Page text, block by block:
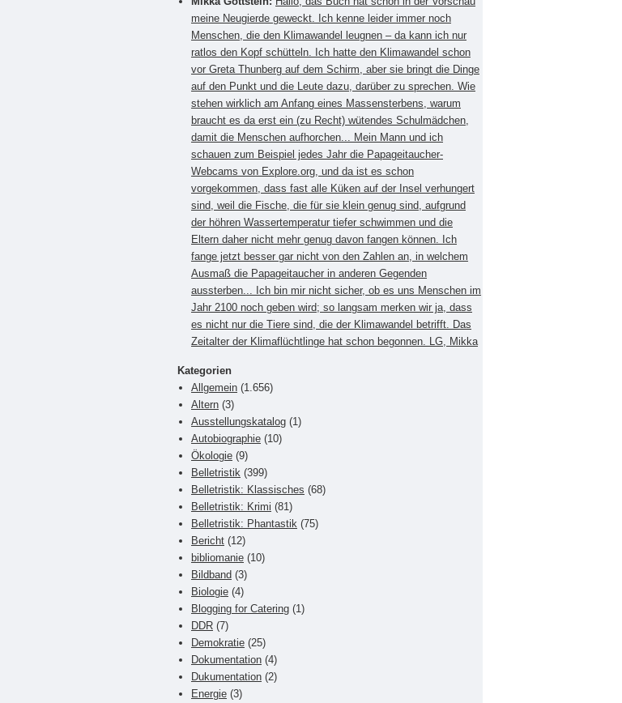
meine Neugierde geweckt. Ich kenne leider immer noch
Menschen, die den Klimawandel leugnen – da kann ich nur
ratlos den Kopf schütteln. Ich hatte den Klimawandel schon
vor Greta Thunberg auf dem Schirm, aber sie bringt die Dinge
auf den Punkt und die Leute dazu, darüber zu sprechen. Wie
stehen wirklich am Anfang eines Massensterbens, warum
braucht es da erst ein (zu Recht) wütendes Schulmädchen,
damit die Menschen aufhorchen... Mein Mann und ich
schauen zum Beispiel jedes Jahr die Papageitaucher-
Webcams von Explore.org, und da ist es schon
vorgekommen, dass fast alle Küken auf der Insel verhungert
sind, weil die Fische, die für sie klein genug sind, aufgrund
der höhren Wassertemperatur tiefer schwimmen und die
Eltern daher nicht mehr genug davon fangen können. Ich
fange jetzt besser gar nicht von den Zahlen an, in welchem
Ausmaß die Papageitaucher in anderen Gegenden
aussterben... Ich bin mir nicht sicher, ob es uns Menschen im
Jahr 2100 noch geben wird; so langsam merken wir ja, dass
es nicht nur die Tiere sind, die der Klimawandel betrifft. Das
Zeitalter der Klimaflüchtlinge hat schon begonnen. LG, Mikka
Kategorien
Allgemein (1.656)
Altern (3)
Ausstellungskatalog (1)
Autobiographie (10)
Ökologie (9)
Belletristik (399)
Belletristik: Klassisches (68)
Belletristik: Krimi (81)
Belletristik: Phantastik (75)
Bericht (12)
bibliomanie (10)
Bildband (3)
Biologie (4)
Blogging for Catering (1)
DDR (7)
Demokratie (25)
Dokumentation (4)
Dukumentation (2)
Energie (3)